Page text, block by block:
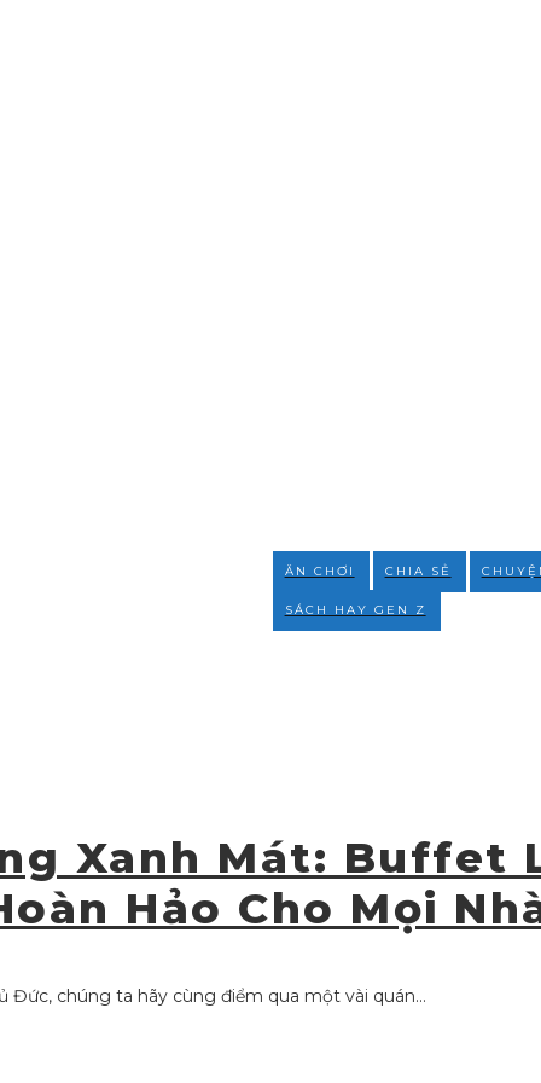
ĂN CHƠI CHIA SẺ
SÁCH HAY GEN Z
Xanh Mát: Buffet
Hảo Cho Mọi
Đức, chúng ta hãy cùng điểm qua một vài quán...